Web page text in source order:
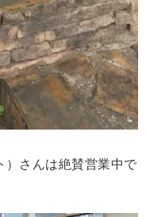
）さんは絶賛営業中で